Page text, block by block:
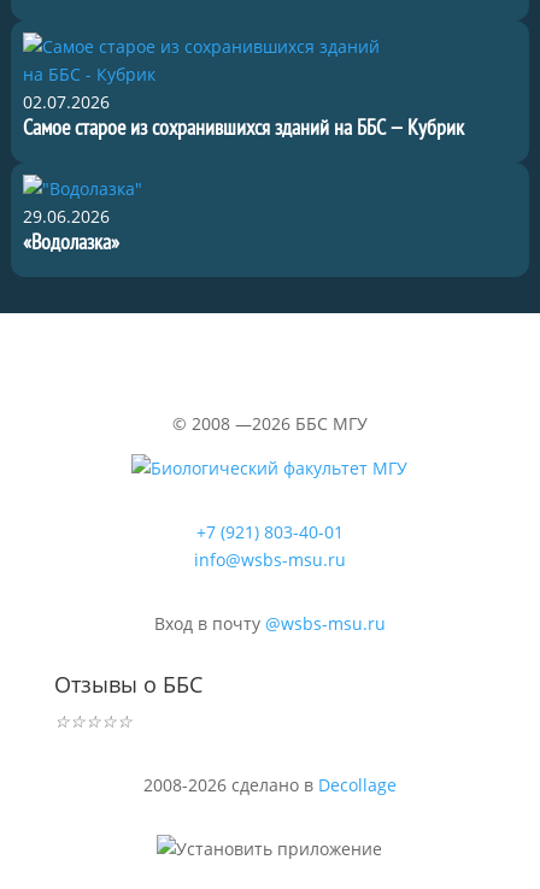
02.07.2026
Самое старое из сохранившихся зданий на ББС — Кубрик
29.06.2026
«Водолазка»
© 2008 —2026 ББС МГУ
+7 (921) 803-40-01
info@wsbs-msu.ru
Вход в почту @wsbs-msu.ru
Отзывы о ББС
☆☆☆☆☆
2008-2026 сделано в Decollage